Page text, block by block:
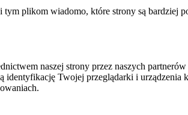
plikom wiadomo, które strony są bardziej
naszej strony przez naszych
identyfikację Twojej przeglądarki i